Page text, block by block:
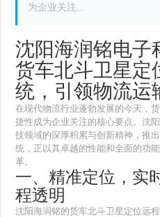
为企业关注...
沈阳海润铭电子
货车北斗卫星定
统，引领物流运
在现代物流行业蓬勃发展的今天，
捷性成为企业关注的核心要点。沈
技领域的深厚积累与创新精神，推
统，正以其卓越的性能和全面的功
革。
一、精准定位，实
程透明
沈阳海润铭的货车北斗卫星定位远